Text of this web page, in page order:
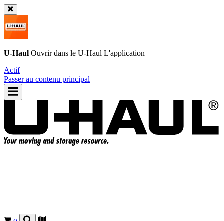
U-Haul Ouvrir dans le U-Haul L'application
Actif
Passer au contenu principal